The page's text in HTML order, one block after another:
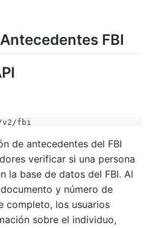
FBI
fbi
de antecedentes del FBI
verificar si una persona
la base de datos del FBI. Al
y número de
completo, los usuarios
sobre el individuo,